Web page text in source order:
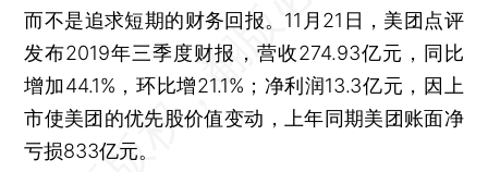
而不是追求短期的财务回报。11月21日，美团点评
发布2019年三季度财报，营收274.93亿元，同比
增加44.1%，环比增21.1%；净利润13.3亿元，因上
市使美团的优先股价值变动，上年同期美团账面净
亏损833亿元。